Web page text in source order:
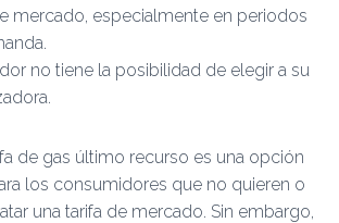
mercado, especialmente en periodos
no tiene la posibilidad de elegir a su
de gas último recurso es una opción
los consumidores que no quieren o
una tarifa de mercado. Sin embargo,